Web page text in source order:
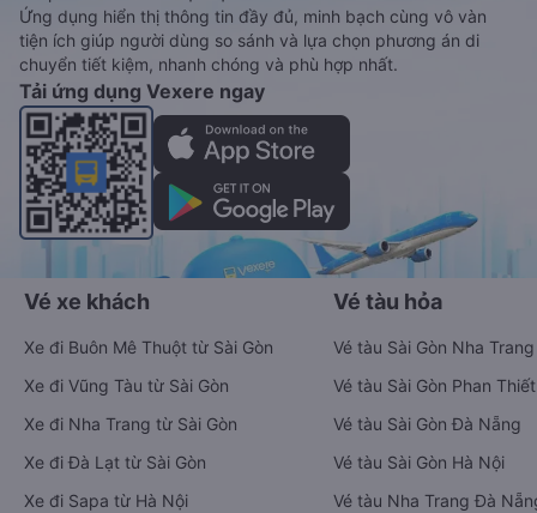
Ứng dụng hiển thị thông tin đầy đủ, minh bạch cùng vô vàn
tiện ích giúp người dùng so sánh và lựa chọn phương án di
chuyển tiết kiệm, nhanh chóng và phù hợp nhất.
Tải ứng dụng Vexere ngay
Vé xe khách
Xe đi Buôn Mê Thuột từ Sài Gòn
Xe đi Vũng Tàu từ Sài Gòn
Xe đi Nha Trang từ Sài Gòn
Xe đi Đà Lạt từ Sài Gòn
Xe đi Sapa từ Hà Nội
Vé tàu hỏa
Vé tàu Sài Gòn Nha Trang
Vé tàu Sài Gòn Phan Thiết
Vé tàu Sài Gòn Đà Nẵng
Vé tàu Sài Gòn Hà Nội
Vé tàu Nha Trang Đà